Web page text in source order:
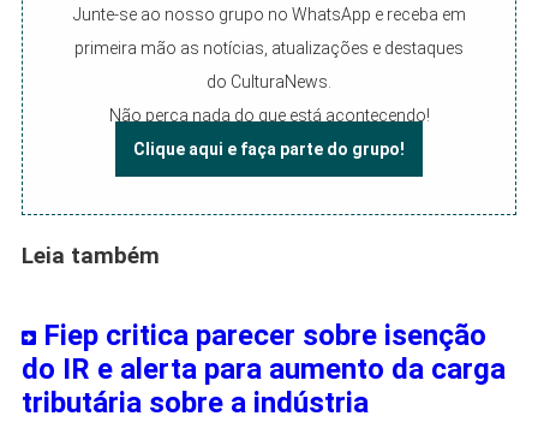
Junte-se ao nosso grupo no WhatsApp e receba em
primeira mão as notícias, atualizações e destaques
do CulturaNews.
Não perca nada do que está acontecendo!
Clique aqui e faça parte do grupo!
Leia também
Fiep critica parecer sobre isenção
do IR e alerta para aumento da carga
tributária sobre a indústria